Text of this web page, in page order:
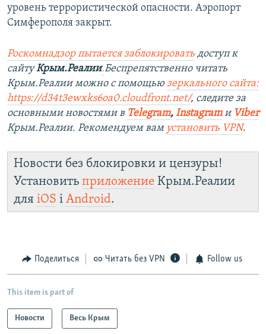
уровень террористической опасности. Аэропорт
Симферополя закрыт.
Роскомнадзор пытается заблокировать доступ к
сайтуКрым.Реалии.Беспрепятственно читать
Крым.Реалии можно с помощью зеркального сайта:
https://d34t3ewxks6oa0.cloudfront.net/, следите за
основными новостями в Telegram, Instagramи Viber
Крым.Реалии. Рекомендуем вам установить VPN.
Новости без блокировки и цензуры!
Установить приложение Крым.Реалии
для iOS і Android.
Поделиться Читать без VPN Follow us
This item is part of
Новости Весь Крым